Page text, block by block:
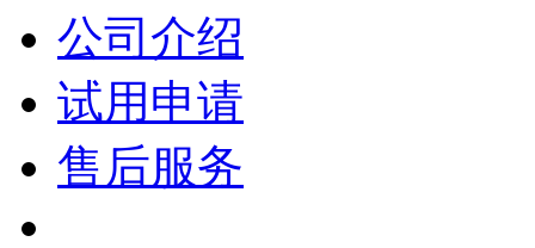
公司介绍
试用申请
售后服务